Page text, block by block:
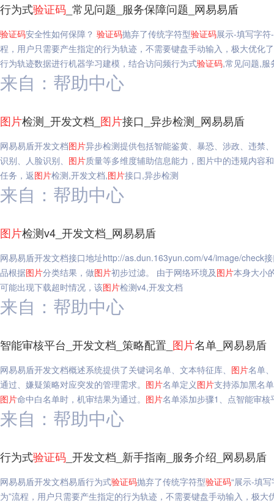
行为式验证码 _常见问题_服务保障问题_网易易盾
验证码安全性如何保障？ 验证码抛弃了传统字符型验证码展示-填写字
程，用户只需要产生指定的行为轨迹，不需要键盘手动输入，极大优化
行为轨迹数据进行机器学习建模，结合访问频行为式验证码,常见问题,服
来自：帮助中心
图片检测_开发文档_ 图片接口_异步检测_网易易盾
网易易盾开发文档图片异步检测提供包括智能鉴黄、暴恐、涉政、违禁
识别、人脸识别、 图片质量等多维度辅助信息能力，图片中的违规内容
任务，返图片检测,开发文档,图片接口,异步检测
来自：帮助中心
图片检测v4_开发文档_网易易盾
网易易盾开发文档接口地址http://as.dun.163yun.com/v4/image/check
品根据图片分类结果，做图片初步过滤。 由于网络环境及图片本身大小
可能出现下载超时情况，该图片检测v4,开发文档
来自：帮助中心
智能审核平台_开发文档_策略配置_ 图片名单_网易易盾
网易易盾开发文档概述系统提供了关键词名单、文本特征库、 图片名单
通过、嫌疑策略对应突发的管理需求。 图片名单定义图片支持添加黑名
图片命中白名单时，机审结果为通过。 图片名单添加步骤1、点智能审
来自：帮助中心
行为式验证码 _开发文档_新手指南_服务介绍_网易易盾
网易易盾开发文档易盾行为式验证码抛弃了传统字符型验证码“展示-填
为”流程，用户只需要产生指定的行为轨迹，不需要键盘手动输入，极大